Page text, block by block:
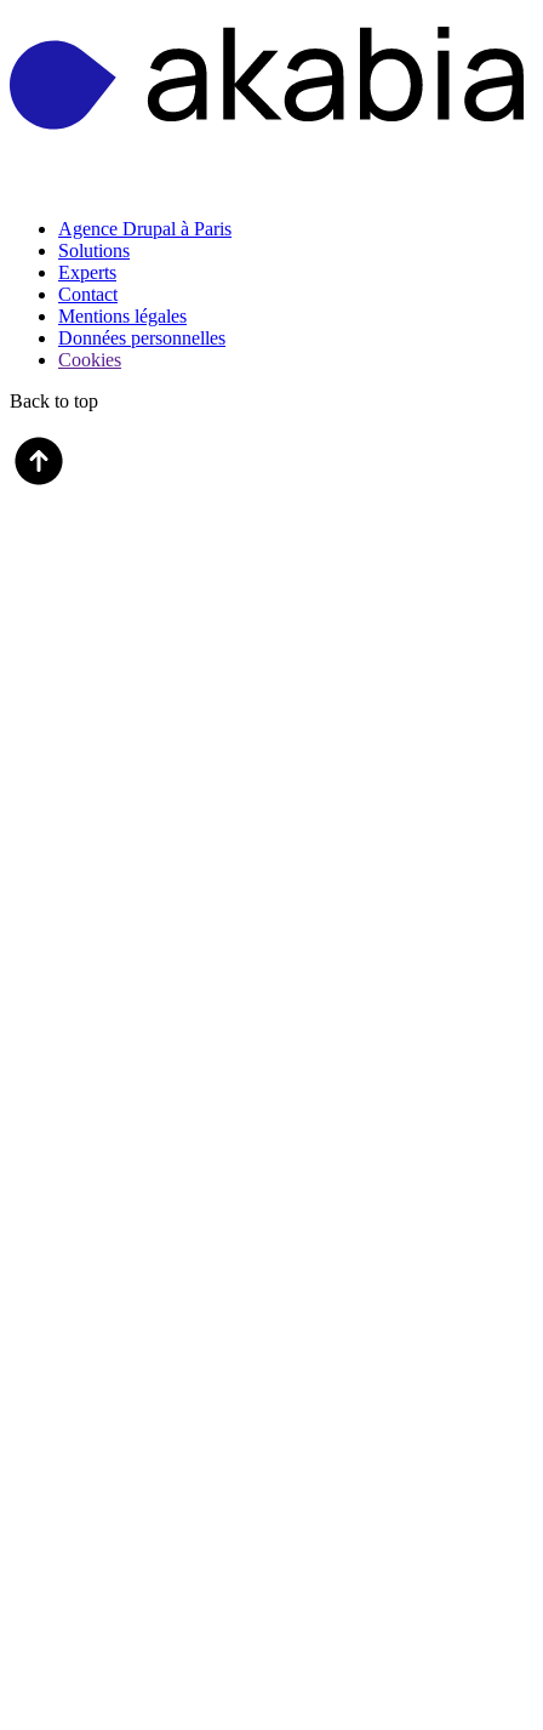
Agence Drupal à Paris
Solutions
Experts
Contact
Mentions légales
Données personnelles
Cookies
Back to top